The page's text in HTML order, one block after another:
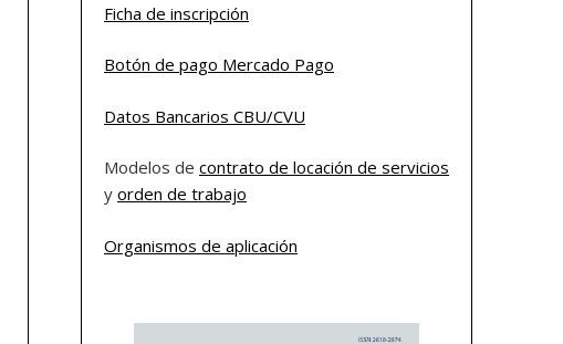
Ficha de inscripción
Botón de pago Mercado Pago
Datos Bancarios CBU/CVU
Modelos de contrato de locación de servicios
y orden de trabajo
Organismos de aplicación